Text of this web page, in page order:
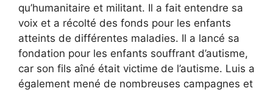
qu’humanitaire et militant. Il a fait entendre sa
voix et a récolté des fonds pour les enfants
atteints de différentes maladies. Il a lancé sa
fondation pour les enfants souffrant d’autisme,
car son fils aîné était victime de l’autisme. Luis a
également mené de nombreuses campagnes et